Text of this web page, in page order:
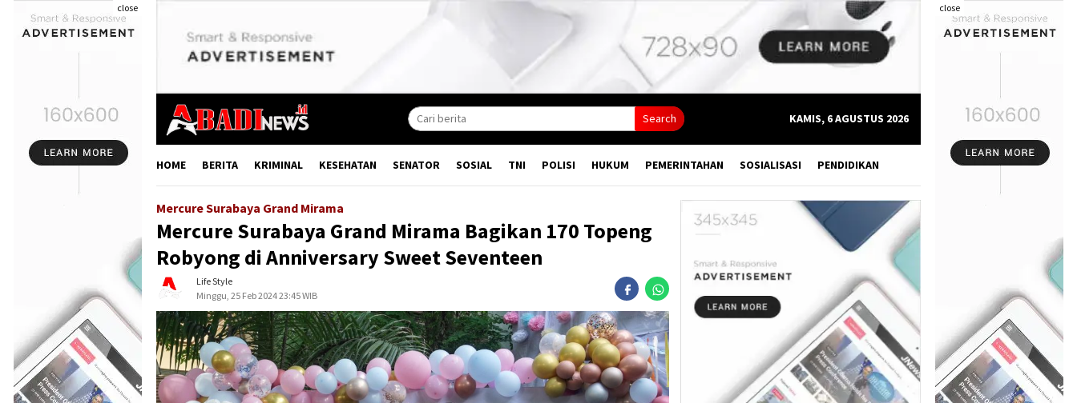
close close
Search KAMIS, 6 AGUSTUS 2026
HOME BERITA KRIMINAL KESEHATAN SENATOR SOSIAL TNI POLISI HUKUM PEMERINTAHAN SOSIALISASI PENDIDIKAN
Mercure Surabaya Grand Mirama
Mercure Surabaya Grand Mirama Bagikan 170 Topeng
Robyong di Anniversary Sweet Seventeen
Life Style
Minggu, 25 Feb 2024 23:45 WIB